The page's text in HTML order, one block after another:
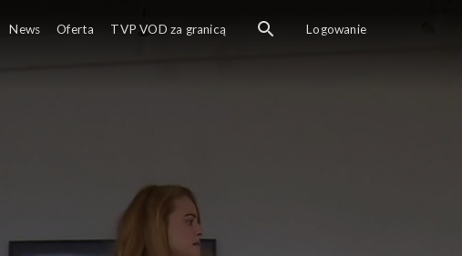
News Oferta TVP VOD za granicą Logowanie